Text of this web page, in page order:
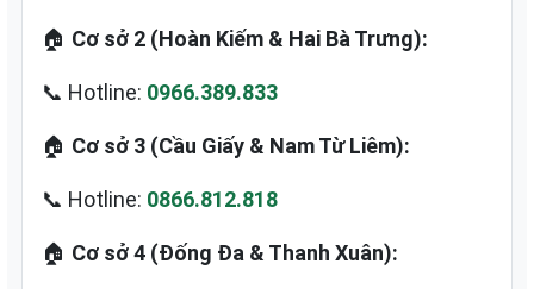
🏠 Cơ sở 2 (Hoàn Kiếm & Hai Bà Trưng):
📞 Hotline: 0966.389.833
🏠 Cơ sở 3 (Cầu Giấy & Nam Từ Liêm):
📞 Hotline: 0866.812.818
🏠 Cơ sở 4 (Đống Đa & Thanh Xuân):